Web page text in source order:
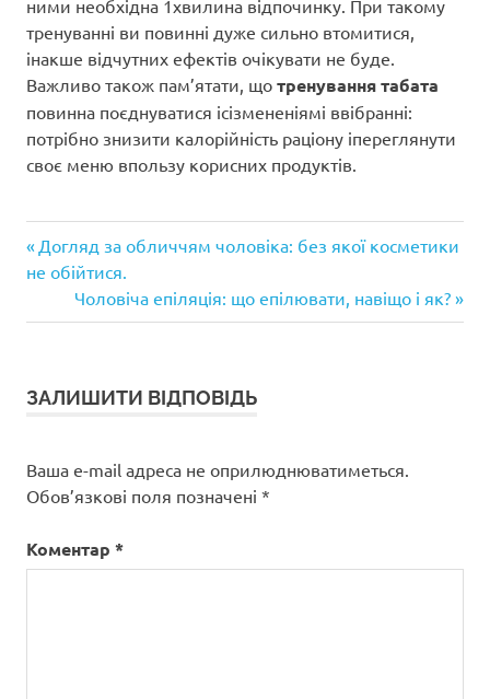
ними необхідна 1хвилина відпочинку. При такому
тренуванні ви повинні дуже сильно втомитися,
інакше відчутних ефектів очікувати не буде.
Важливо також пам’ятати, що тренування табата
повинна поєднуватися ісізмененіямі ввібранні:
потрібно знизити калорійність раціону іпереглянути
своє меню впользу корисних продуктів.
Навігація
записів
Попередній
запис:
Догляд за обличчям чоловіка: без якої косметики
не обійтися.
Наступний
запис:
Чоловіча епіляція: що епілювати, навіщо і як?
ЗАЛИШИТИ ВІДПОВІДЬ
Ваша e-mail адреса не оприлюднюватиметься.
Обов’язкові поля позначені *
Коментар *